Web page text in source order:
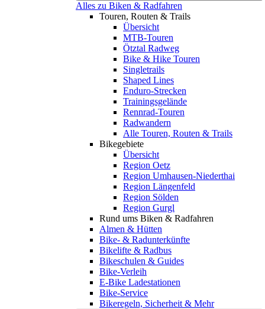
Alles zu Biken & Radfahren
Touren, Routen & Trails
Übersicht
MTB-Touren
Ötztal Radweg
Bike & Hike Touren
Singletrails
Shaped Lines
Enduro-Strecken
Trainingsgelände
Rennrad-Touren
Radwandern
Alle Touren, Routen & Trails
Bikegebiete
Übersicht
Region Oetz
Region Umhausen-Niederthai
Region Längenfeld
Region Sölden
Region Gurgl
Rund ums Biken & Radfahren
Almen & Hütten
Bike- & Radunterkünfte
Bikelifte & Radbus
Bikeschulen & Guides
Bike-Verleih
E-Bike Ladestationen
Bike-Service
Bikeregeln, Sicherheit & Mehr